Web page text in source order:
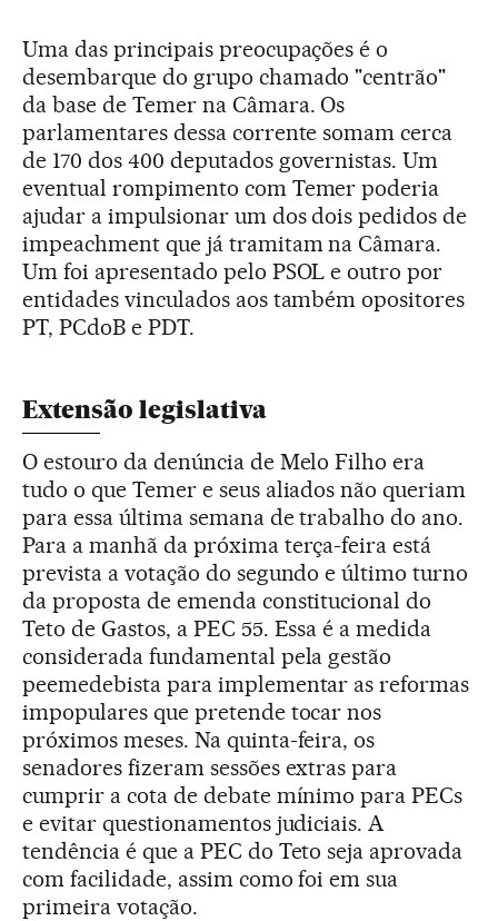
Uma das principais preocupações é o
desembarque do grupo chamado "centrão"
da base de Temer na Câmara. Os
parlamentares dessa corrente somam cerca
de 170 dos 400 deputados governistas. Um
eventual rompimento com Temer poderia
ajudar a impulsionar um dos dois pedidos de
impeachment que já tramitam na Câmara.
Um foi apresentado pelo PSOL e outro por
entidades vinculados aos também opositores
PT, PCdoB e PDT.
Extensão legislativa
O estouro da denúncia de Melo Filho era
tudo o que Temer e seus aliados não queriam
para essa última semana de trabalho do ano.
Para a manhã da próxima terça-feira está
prevista a votação do segundo e último turno
da proposta de emenda constitucional do
Teto de Gastos, a PEC 55. Essa é a medida
considerada fundamental pela gestão
peemedebista para implementar as reformas
impopulares que pretende tocar nos
próximos meses. Na quinta-feira, os
senadores fizeram sessões extras para
cumprir a cota de debate mínimo para PECs
e evitar questionamentos judiciais. A
tendência é que a PEC do Teto seja aprovada
com facilidade, assim como foi em sua
primeira votação.